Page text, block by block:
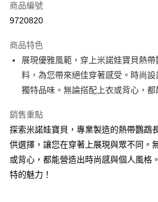
LINE Pay
街口支付
悠遊付
運送方式
宅配
每筆NT$80，滿NT$500(含以上)免運費
商品編號
9720820
商品特色
展現優雅風範，穿上米諾娃寶貝熱
料，為您帶來絕佳穿著感受。時尚
獨特品味。無論搭配上衣或背心，都
銷售重點
探索米諾娃寶貝，專業製造的熱帶鸚鵡
供選擇，讓您在穿著上展現與眾不同。
或背心，都能營造出時尚感與個人風格
特的魅力！